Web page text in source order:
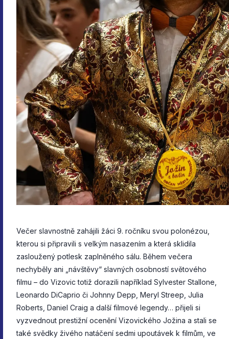
Večer slavnostně zahájili žáci 9. ročníku svou polonézou,
kterou si připravili s velkým nasazením a která sklidila
zasloužený potlesk zaplněného sálu. Během večera
nechyběly ani „návštěvy“ slavných osobností světového
filmu – do Vizovic totiž dorazili například Sylvester Stallone,
Leonardo DiCaprio či Johnny Depp, Meryl Streep, Julia
Roberts, Daniel Craig a další filmové legendy… přijeli si
vyzvednout prestižní ocenění Vizovického Jožina a stali se
také svědky živého natáčení sedmi upoutávek k filmům, ve